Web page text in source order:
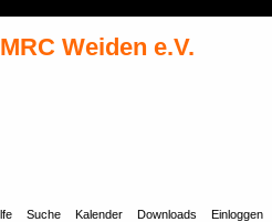
Suche Kalender Downloads Einloggen